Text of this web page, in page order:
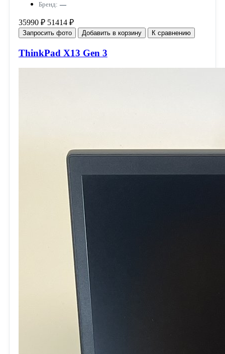
Бренд: —
35990 ₽ 51414 ₽
Запросить фото Добавить в корзину К сравнению
ThinkPad X13 Gen 3